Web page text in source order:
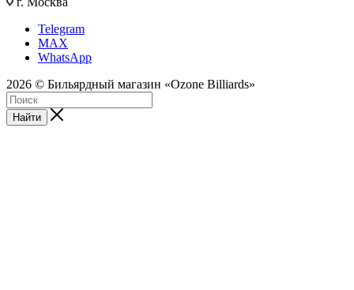
Telegram
MAX
WhatsApp
2026 © Бильярдный магазин «Ozone Billiards»
Найти